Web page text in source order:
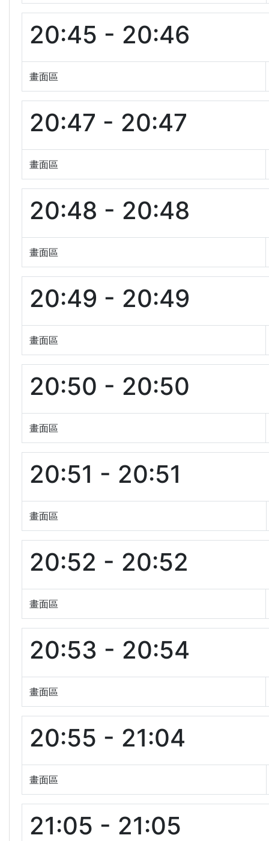
20:45 - 20:46
畫面區
20:47 - 20:47
畫面區
20:48 - 20:48
畫面區
20:49 - 20:49
畫面區
20:50 - 20:50
畫面區
20:51 - 20:51
畫面區
20:52 - 20:52
畫面區
20:53 - 20:54
畫面區
20:55 - 21:04
畫面區
21:05 - 21:05